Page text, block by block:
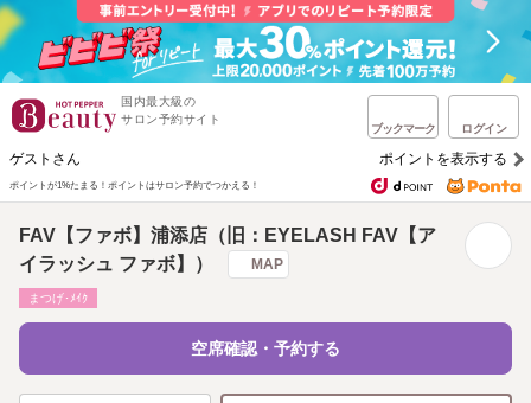
国内最大級の
サロン予約サイト
ブックマーク ログイン
ゲストさん ポイントを表示する
ポイントが1%たまる！ ポイントはサロン予約でつかえる！
FAV【ファボ】浦添店（旧：EYELASH FAV【ア
イラッシュ ファボ】）
MAP
まつげ･ﾒｲｸ
空席確認・予約する